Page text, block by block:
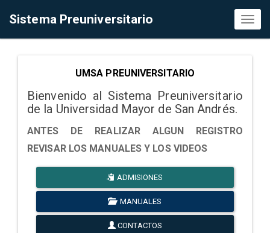
Sistema Preuniversitario
UMSA PREUNIVERSITARIO
Bienvenido al Sistema Preuniversitario
de la Universidad Mayor de San Andrés.
ANTES DE REALIZAR ALGUN REGISTRO
REVISAR LOS MANUALES Y LOS VIDEOS
ADMISIONES
MANUALES
CONTACTOS